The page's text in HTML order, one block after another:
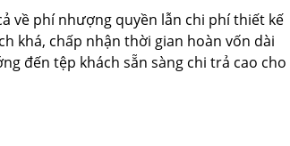
về phí nhượng quyền lẫn chi phí thiết kế
khá, chấp nhận thời gian hoàn vốn dài
đến tệp khách sẵn sàng chi trả cao cho